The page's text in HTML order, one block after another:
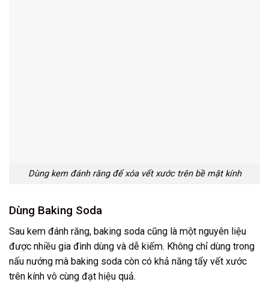
Dùng kem đánh răng để xóa vết xước trên bề mặt kính
Dùng Baking Soda
Sau kem đánh răng, baking soda cũng là một nguyên liệu
được nhiều gia đình dùng và dễ kiếm. Không chỉ dùng trong
nấu nướng mà baking soda còn có khả năng tẩy vết xước
trên kính vô cùng đạt hiệu quả.